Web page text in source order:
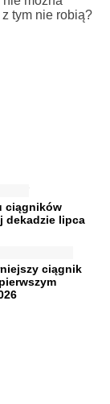
tym nie robią?
ciągników
dekadzie lipca
ciągnik